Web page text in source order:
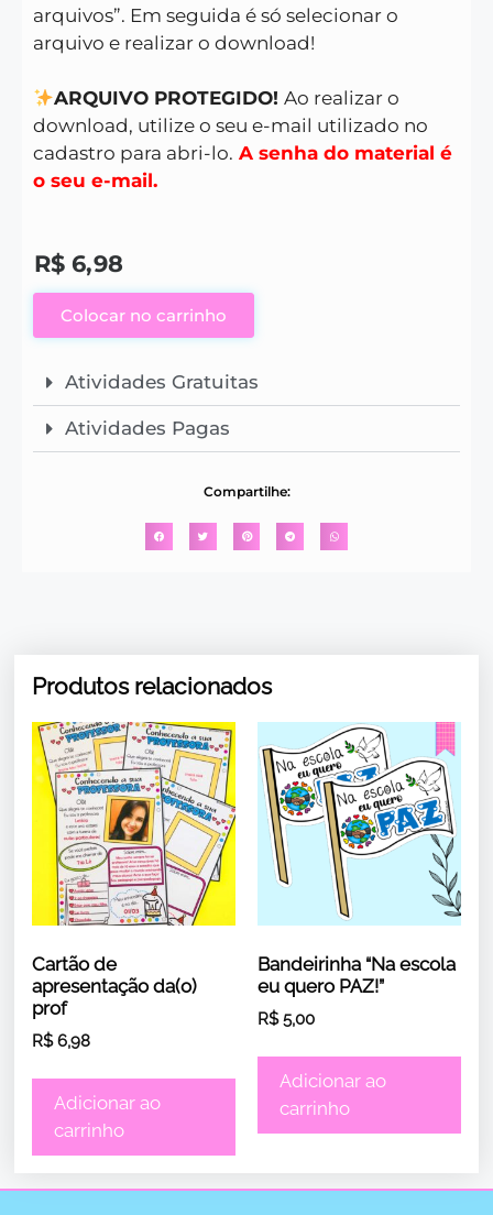
arquivos”. Em seguida é só selecionar o
arquivo e realizar o download!
ARQUIVO PROTEGIDO!Ao realizar o
download, utilize o seu e-mail utilizado no
cadastro para abri-lo. A senha do material é
o seu e-mail.
R$ 6,98
Colocar no carrinho
Atividades Gratuitas
Atividades Pagas
Compartilhe:
Produtos relacionados
Cartão de
apresentação da(o)
prof
R$6,98
Adicionar ao
carrinho
Bandeirinha “Na escola
eu quero PAZ!”
R$5,00
Adicionar ao
carrinho